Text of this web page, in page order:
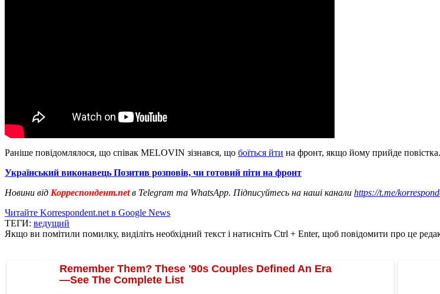
Раніше повідомлялося, що співак MELOVIN зізнався, що боїться йти на фронт, якщо йому прийде повістка.
Український виконавець Позитив розповів, чи готовий піти на фронт
Новини від Корреспондент.netв Telegram та WhatsApp. Підписуйтесь на наші канали https://t.me/
Читайте Korrespondent.net в Google News
ТЕГИ: ведущий
Якщо ви помітили помилку, виділіть необхідний текст і натисніть Ctrl + Enter, щоб повідомити про це